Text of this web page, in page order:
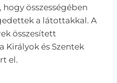
összességében
a látottakkal. A
összesített
Királyok és Szentek
el.